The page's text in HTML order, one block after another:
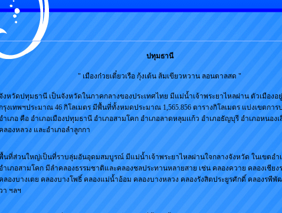
ปทุมธานี
" เมืองก๋วยเตี๋ยวเรือ กุ้งเต้น ส้มเขียวหวาน ลอนตาลสด "
งหวัดปทุมธานี เป็นจังหวัดในภาคกลางของประเทศไทย มีแม่น้ำเจ้าพระยาไหลผ่าน ตัวเมืองอ
กรุงเทพฯประมาณ 46 กิโลเมตร มีพื้นที่ทั้งหมดประมาณ 1,565.856 ตารางกิโลเมตร แบ่งเขตการ
อำเภอ คือ อำเภอเมืองปทุมธานี อำเภอสามโคก อำเภอลาดหลุมเเก้ว อำเภอธัญบุรี อำเภอหนองเ
คลองหลวง และอำเภอลำลูกกา
นที่ส่วนใหญ่เป็นที่ราบลุ่มอันอุดมสมบูรณ์ มีแม่น้ำเจ้าพระยาไหลผ่านใจกลางจังหวัด ในเขตอำเ
อำเภอสามโคก มีลำคลองธรรมชาติและคลองชลประทานหลายสาย เช่น คลองควาย คลองเชียง
คลองบางเตย คลองบางโพธิ์ คลองแม่น้ำอ้อม คลองบางหลวง คลองรังสิตประยูรศักดิ์ คลองรพีพั
า ฯลฯ